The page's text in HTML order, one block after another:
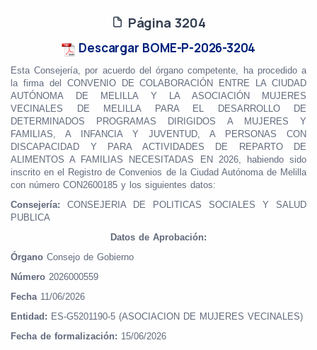
Página 3204
Descargar BOME-P-2026-3204
Esta Consejería, por acuerdo del órgano competente, ha procedido a
la firma del CONVENIO DE COLABORACIÓN ENTRE LA CIUDAD
AUTÓNOMA DE MELILLA Y LA ASOCIACIÓN MUJERES
VECINALES DE MELILLA PARA EL DESARROLLO DE
DETERMINADOS PROGRAMAS DIRIGIDOS A MUJERES Y
FAMILIAS, A INFANCIA Y JUVENTUD, A PERSONAS CON
DISCAPACIDAD Y PARA ACTIVIDADES DE REPARTO DE
ALIMENTOS A FAMILIAS NECESITADAS EN 2026, habiendo sido
inscrito en el Registro de Convenios de la Ciudad Autónoma de Melilla
con número CON2600185 y los siguientes datos:
Consejería: CONSEJERIA DE POLITICAS SOCIALES Y SALUD
PUBLICA
Datos de Aprobación:
Órgano Consejo de Gobierno
Número 2026000559
Fecha 11/06/2026
Entidad: ES-G5201190-5 (ASOCIACION DE MUJERES VECINALES)
Fecha de formalización: 15/06/2026